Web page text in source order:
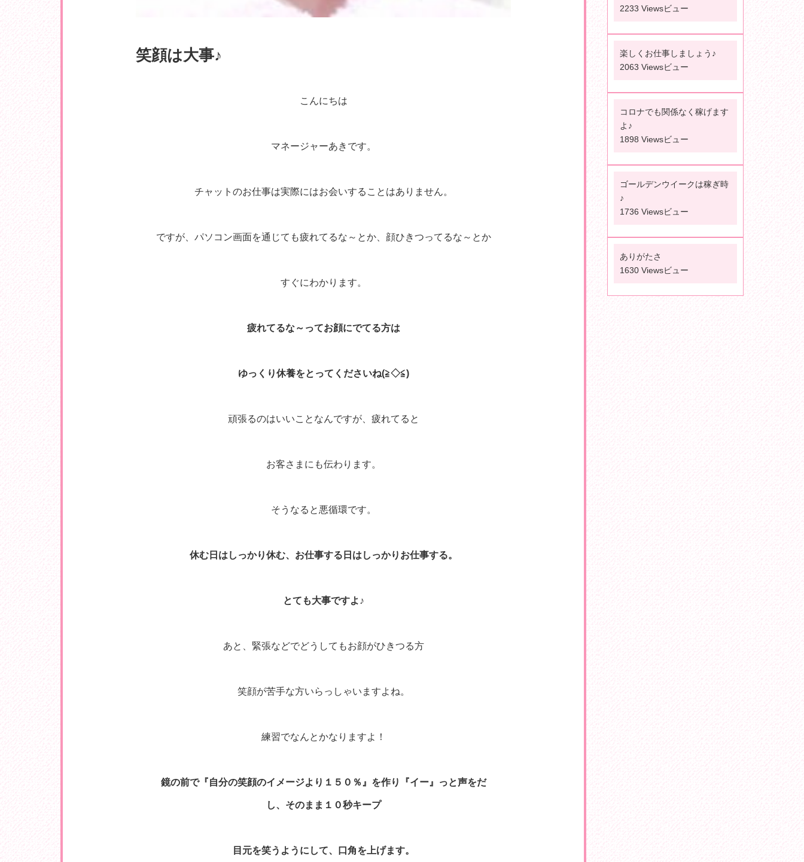
笑顔は大事♪
こんにちは
マネージャーあきです。
チャットのお仕事は実際にはお会いすることはありません。
ですが、パソコン画面を通じても疲れてるな～とか、顔ひきつってるな～とか
すぐにわかります。
疲れてるな～ってお顔にでてる方は
ゆっくり休養をとってくださいね(≧◇≦)
頑張るのはいいことなんですが、疲れてると
お客さまにも伝わります。
そうなると悪循環です。
休む日はしっかり休む、お仕事する日はしっかりお仕事する。
とても大事ですよ♪
あと、緊張などでどうしてもお顔がひきつる方
笑顔が苦手な方いらっしゃいますよね。
練習でなんとかなりますよ！
鏡の前で『自分の笑顔のイメージより１５０％』を作り『イー』っと声をだ
し、そのまま１０秒キープ
目元を笑うようにして、口角を上げます。
2233 Viewsビュー
楽しくお仕事しましょう♪
2063 Viewsビュー
コロナでも関係なく稼げます
よ♪
1898 Viewsビュー
ゴールデンウイークは稼ぎ時
♪
1736 Viewsビュー
ありがたさ
1630 Viewsビュー